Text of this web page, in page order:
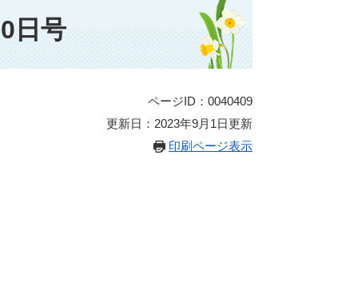
日号
ページID：0040409
更新日：2023年9月1日更新
印刷ページ表示